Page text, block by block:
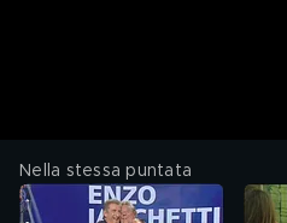
Nella stessa puntata